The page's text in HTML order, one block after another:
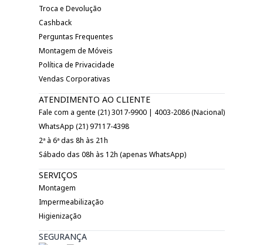
Troca e Devolução
Cashback
Perguntas Frequentes
Montagem de Móveis
Política de Privacidade
Vendas Corporativas
ATENDIMENTO AO CLIENTE
Fale com a gente (21) 3017-9900 | 4003-2086 (Nacional)
WhatsApp (21) 97117-4398
2ª à 6ª das 8h às 21h
Sábado das 08h às 12h (apenas WhatsApp)
SERVIÇOS
Montagem
Impermeabilização
Higienização
SEGURANÇA